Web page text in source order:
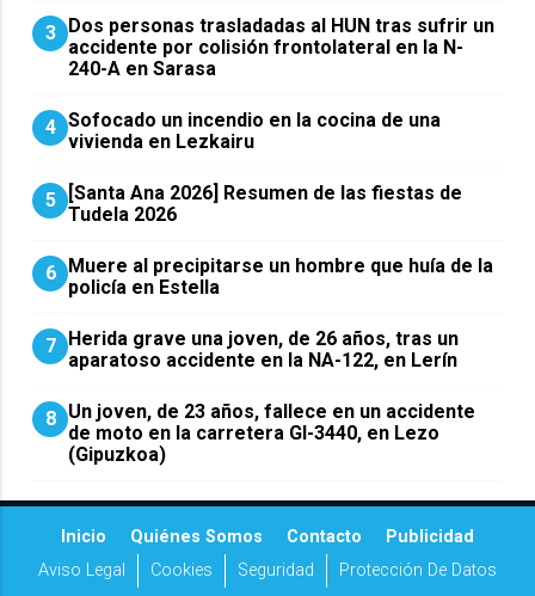
3 ​Dos personas trasladadas al HUN tras sufrir un
accidente por colisión frontolateral en la N-
240-A en Sarasa
4 Sofocado un incendio en la cocina de una
vivienda en Lezkairu
5
[Santa Ana 2026] Resumen de las fiestas de
Tudela 2026
6 Muere al precipitarse un hombre que huía de la
policía en Estella
7 Herida grave una joven, de 26 años, tras un
aparatoso accidente en la NA-122, en Lerín
8 Un joven, de 23 años, fallece en un accidente
de moto en la carretera GI-3440, en Lezo
(Gipuzkoa)
Inicio Quiénes Somos Contacto
Publicidad
Aviso Legal
Cookies Seguridad Protección De Datos